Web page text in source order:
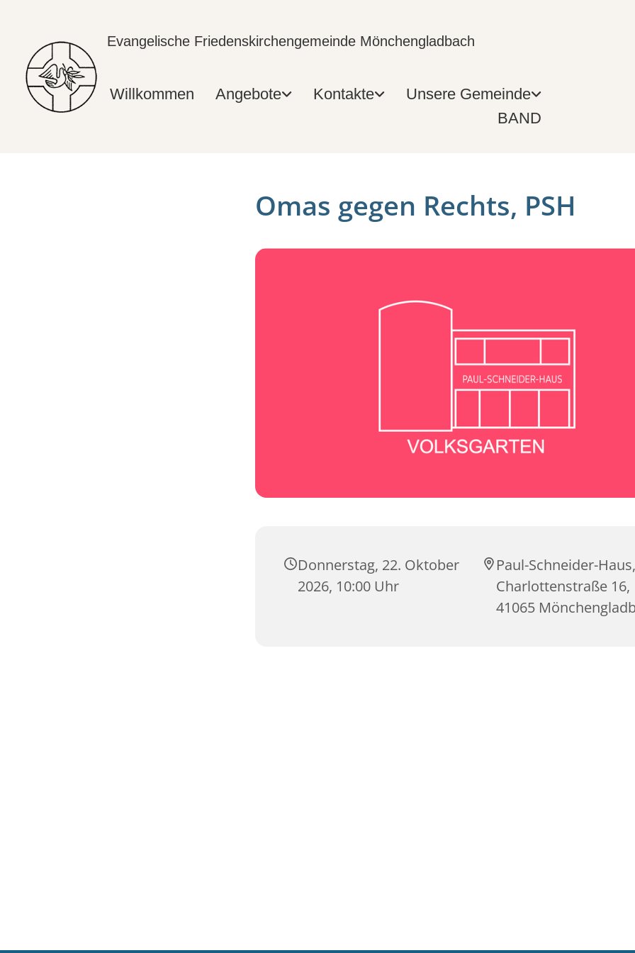
Evangelische Friedenskirchengemeinde Mönchengladbach
Willkommen Angebote Kontakte
Unsere Gemeinde
BAND
Omas gegen Rechts, PSH
Donnerstag, 22. Oktober
2026, 10:00 Uhr
Paul-Schneider-Haus,
Charlottenstraße 16,
41065